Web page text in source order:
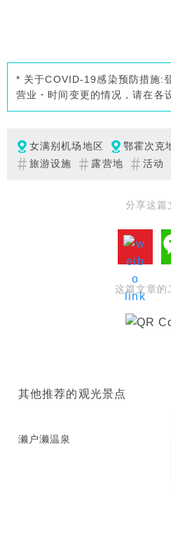
* 关于COVID-19感染预防措施:
营业・时间变更的情况，请在各
女满别机场地区 鄂霍次克
旅游设施
露营地 活动
分享这篇
这篇文章的
其他推荐的观光景点
濑户濑温泉